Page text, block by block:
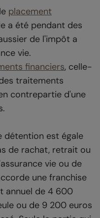
placement
a été pendant des
de l'impôt a
vie.
financiers, celle-
traitements
contrepartie d'une
détention est égale
de rachat, retrait ou
vie ou de
une franchise
annuel de 4 600
ou de 9 200 euros